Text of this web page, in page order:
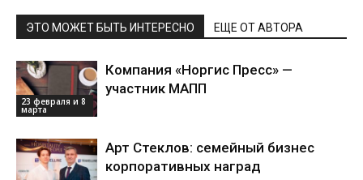
ЭТО МОЖЕТ БЫТЬ ИНТЕРЕСНО ЕЩЕ ОТ АВТОРА
23 февраля и 8
марта
Компания «Норгис Пресс» —
участник МАПП
Арт Стеклов: семейный бизнес
корпоративных наград